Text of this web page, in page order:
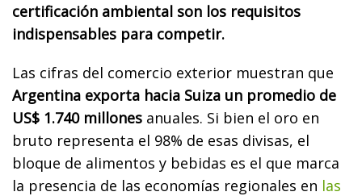
certificación ambiental son los requisitos
indispensables para competir.
Las cifras del comercio exterior muestran que
Argentina exporta hacia Suiza un promedio de
US$ 1.740 millones anuales. Si bien el oro en
bruto representa el 98% de esas divisas, el
bloque de alimentos y bebidas es el que marca
la presencia de las economías regionales en las